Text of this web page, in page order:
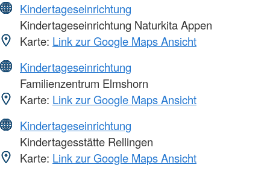
Kindertageseinrichtung
Kindertageseinrichtung Naturkita Appen
Karte: Link zur Google Maps Ansicht
Kindertageseinrichtung
Familienzentrum Elmshorn
Karte: Link zur Google Maps Ansicht
Kindertageseinrichtung
Kindertagesstätte Rellingen
Karte: Link zur Google Maps Ansicht